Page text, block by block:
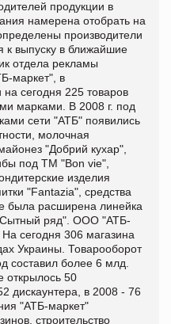
продукции в
намерена отобрать на
производители
к выпуску в ближайшие
отдела рекламы
маркет", в
сегодня 225 товаров
марками. В 2008 г. под
сети "АТБ" появились
молочная
"Добрий кухар",
под ТМ "Bon vie",
изделия
"Fantazia", средства
была расширена линейка
ряд". ООО "АТБ-
сегодня 306 магазина
Украины. Товарооборот
составил более 6 млд.
открылось 50
дискаунтера, в 2008 - 76
"АТБ-маркет"
строительство